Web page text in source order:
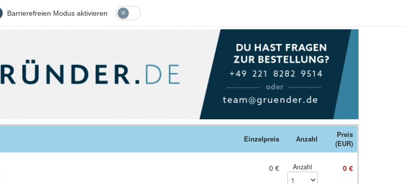
Barrierefreien Modus aktivieren
Einzelpreis Anzahl
Preis
(EUR)
0 € Anzahl 0 €